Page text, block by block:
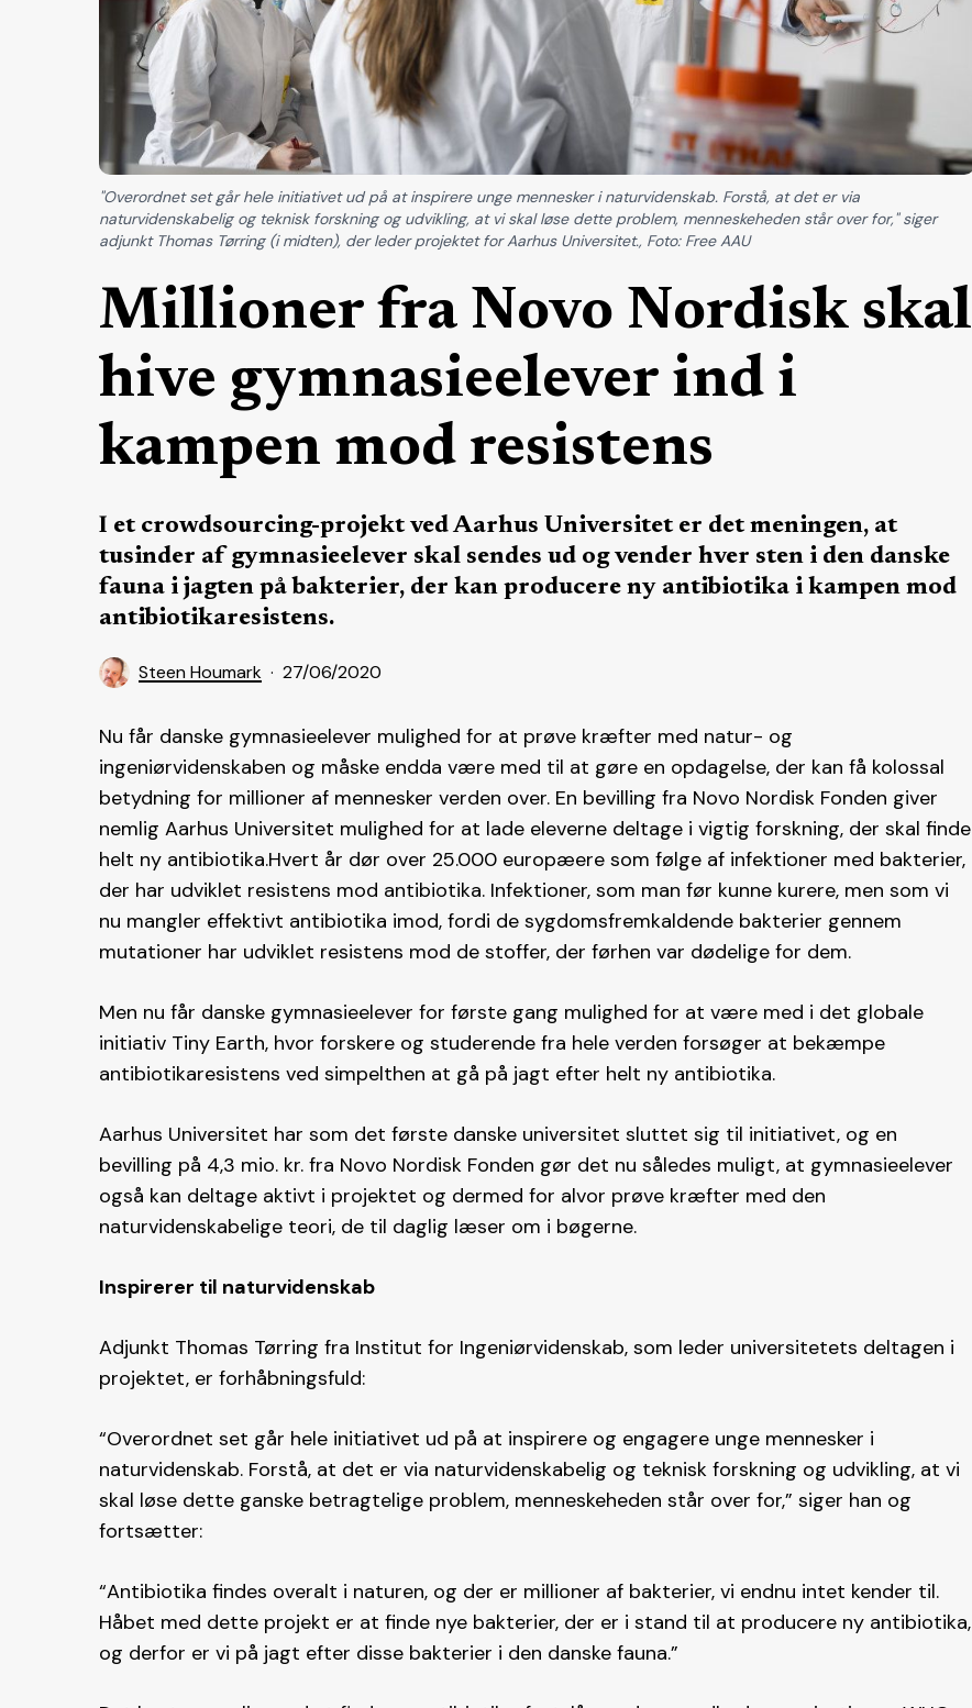
Millioner fra Novo Nordisk skal
hive gymnasieelever ind i
kampen mod resistens
I et crowdsourcing-projekt ved Aarhus Universitet er det meningen, at
tusinder af gymnasieelever skal sendes ud og vender hver sten i den danske
fauna i jagten på bakterier, der kan producere ny antibiotika i kampen mod
antibiotikaresistens.
Steen Houmark 27/06/2020
"Overordnet set går hele initiativet ud på at inspirere unge mennesker i naturvidenskab. Forstå, at det er via
naturvidenskabelig og teknisk forskning og udvikling, at vi skal løse dette problem, menneskeheden står over for," siger
adjunkt Thomas Tørring (i midten), der leder projektet for Aarhus Universitet., Foto: Free AAU
Nu får danske gymnasieelever mulighed for at prøve kræfter med natur- og
ingeniørvidenskaben og måske endda være med til at gøre en opdagelse, der kan få kolossal
betydning for millioner af mennesker verden over. En bevilling fra Novo Nordisk Fonden giver
nemlig Aarhus Universitet mulighed for at lade eleverne deltage i vigtig forskning, der skal finde
helt ny antibiotika.Hvert år dør over 25.000 europæere som følge af infektioner med bakterier,
der har udviklet resistens mod antibiotika. Infektioner, som man før kunne kurere, men som vi
nu mangler effektivt antibiotika imod, fordi de sygdomsfremkaldende bakterier gennem
mutationer har udviklet resistens mod de stoffer, der førhen var dødelige for dem.
Men nu får danske gymnasieelever for første gang mulighed for at være med i det globale
initiativ Tiny Earth, hvor forskere og studerende fra hele verden forsøger at bekæmpe
antibiotikaresistens ved simpelthen at gå på jagt efter helt ny antibiotika.
Aarhus Universitet har som det første danske universitet sluttet sig til initiativet, og en
bevilling på 4,3 mio. kr. fra Novo Nordisk Fonden gør det nu således muligt, at gymnasieelever
også kan deltage aktivt i projektet og dermed for alvor prøve kræfter med den
naturvidenskabelige teori, de til daglig læser om i bøgerne.
Inspirerer til naturvidenskab
Adjunkt Thomas Tørring fra Institut for Ingeniørvidenskab, som leder universitetets deltagen i
projektet, er forhåbningsfuld:
“Overordnet set går hele initiativet ud på at inspirere og engagere unge mennesker i
naturvidenskab. Forstå, at det er via naturvidenskabelig og teknisk forskning og udvikling, at vi
skal løse dette ganske betragtelige problem, menneskeheden står over for,” siger han og
fortsætter:
“Antibiotika findes overalt i naturen, og der er millioner af bakterier, vi endnu intet kender til.
Håbet med dette projekt er at finde nye bakterier, der er i stand til at producere ny antibiotika,
og derfor er vi på jagt efter disse bakterier i den danske fauna.”